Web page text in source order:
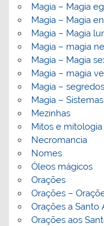
Magia – Magia
Magia – Magia
Magia – Magia
Magia – magia
Magia – Magia
Magia – magia
Magia –
Magia –
Mezinhas
Mitos e mitologia
Necromancia
Nomes
Óleos mágicos
Orações
Orações –
Orações a Santo
Orações aos